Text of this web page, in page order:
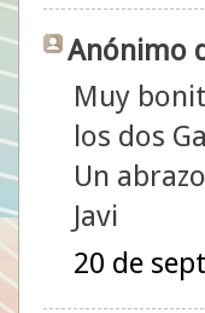
Anónimo
Muy
los dos
Un
Javi
20 de